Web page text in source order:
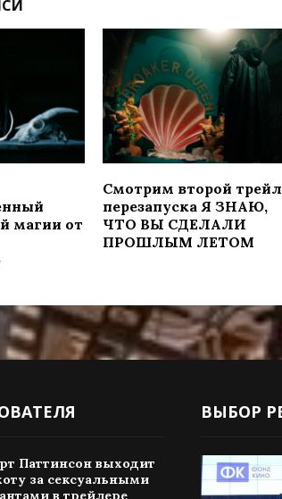
магии от
Смотрим второй
перезапуска Я ЗНАЮ,
ЧТО ВЫ СДЕЛАЛИ
ПРОШЛЫМ ЛЕТОМ
Паттинсон выходит
за сексуальными
в трейлере
ВЫБОР